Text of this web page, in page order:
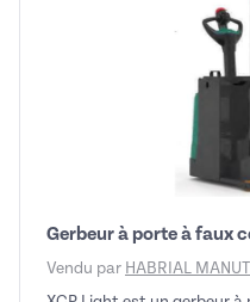
Gerbeur à porte à faux
Vendu par HABRIAL